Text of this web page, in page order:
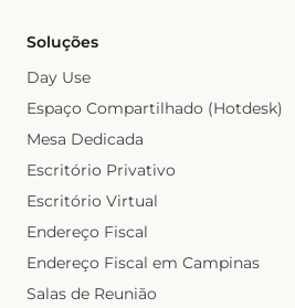
Soluções
Day Use
Espaço Compartilhado (Hotdesk)
Mesa Dedicada
Escritório Privativo
Escritório Virtual
Endereço Fiscal
Endereço Fiscal em Campinas
Salas de Reunião